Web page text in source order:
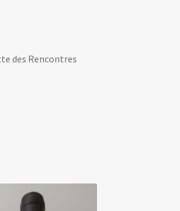
des Rencontres